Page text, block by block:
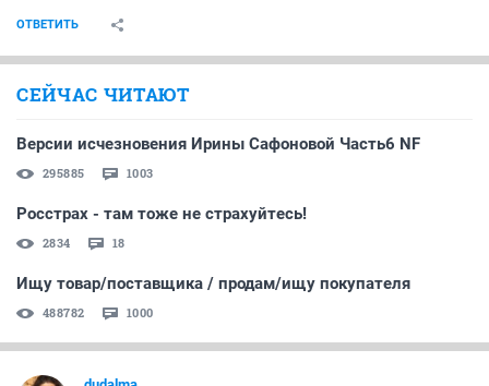
ОТВЕТИТЬ
СЕЙЧАС ЧИТАЮТ
Версии исчезновения Ирины Сафоновой Часть6 NF
295885 1003
Росстрах - там тоже не страхуйтесь!
2834 18
Ищу товар/поставщика / продам/ищу покупателя
488782 1000